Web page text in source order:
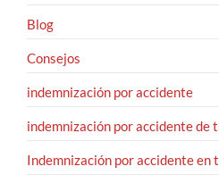
Blog
Consejos
indemnización por accidente
indemnización por accidente de
Indemnización por accidente en